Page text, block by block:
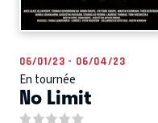
06/01/23 - 06/04/23
En tournée
No Limit